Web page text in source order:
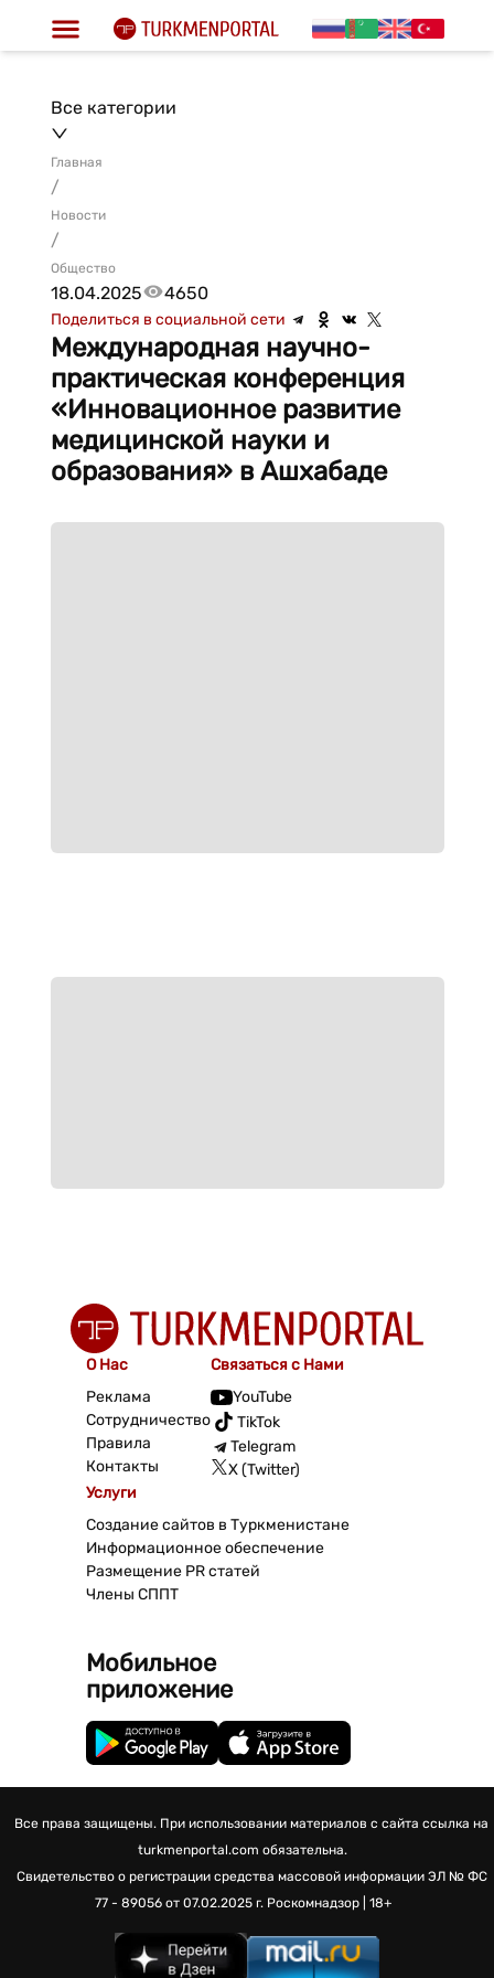
Все категории
Главная
/
Новости
/
Общество
18.04.2025 4650
Поделиться в социальной сети
Международная научно-
практическая конференция
«Инновационное развитие
медицинской науки и
образования» в Ашхабаде
О Нас
Реклама
Сотрудничество
Правила
Контакты
Связаться с Нами
YouTube
TikTok
Telegram
X (Twitter)
Услуги
Создание сайтов в Туркменистане
Информационное обеспечение
Размещение PR статей
Члены СППТ
Мобильное
приложение
Все права защищены. При использовании материалов с сайта ссылка на
turkmenportal.com обязательна.
Свидетельство о регистрации средства массовой информации ЭЛ № ФС
77 - 89056 от 07.02.2025 г. Роскомнадзор | 18+